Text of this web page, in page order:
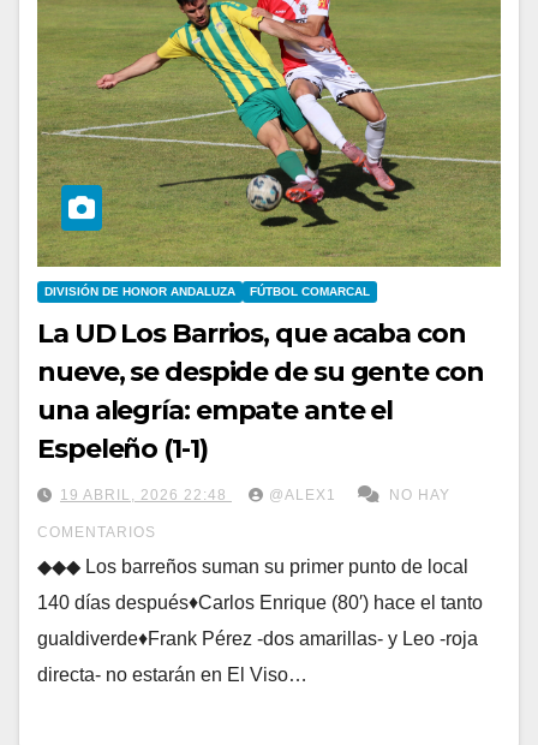
DIVISIÓN DE HONOR ANDALUZA FÚTBOL COMARCAL
La UD Los Barrios, que acaba con
nueve, se despide de su gente con
una alegría: empate ante el
Espeleño (1-1)
19 ABRIL, 2026 22:48 @ALEX1 NO HAY
COMENTARIOS
◆◆◆ Los barreños suman su primer punto de local
140 días después♦Carlos Enrique (80′) hace el tanto
gualdiverde♦Frank Pérez -dos amarillas- y Leo -roja
directa- no estarán en El Viso…